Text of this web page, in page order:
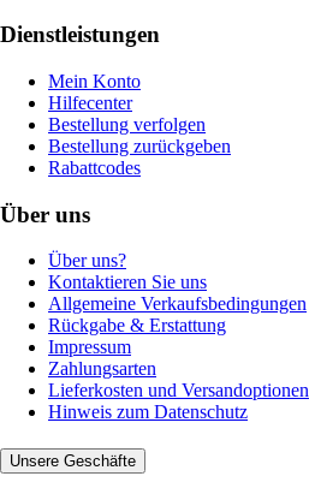
Dienstleistungen
Mein Konto
Hilfecenter
Bestellung verfolgen
Bestellung zurückgeben
Rabattcodes
Über uns
Über uns?
Kontaktieren Sie uns
Allgemeine Verkaufsbedingungen
Rückgabe & Erstattung
Impressum
Zahlungsarten
Lieferkosten und Versandoptionen
Hinweis zum Datenschutz
Unsere Geschäfte